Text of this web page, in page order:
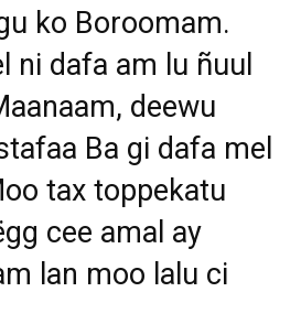
ko Boroomam.
ni dafa am lu ñuul
deewu
Ba gi dafa mel
tax toppekatu
cee amal ay
lan moo lalu ci